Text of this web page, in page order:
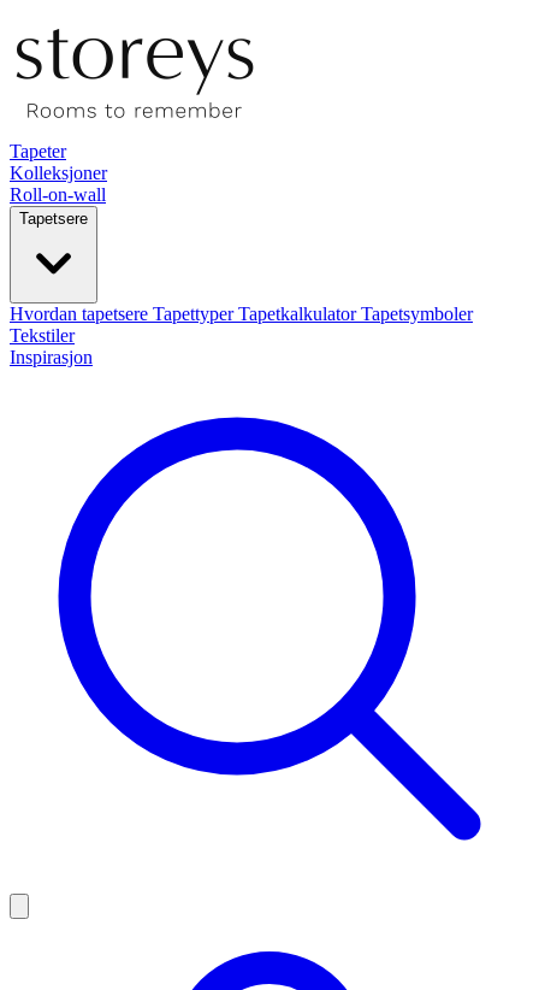
Tapeter
Kolleksjoner
Roll-on-wall
Tapetsere
Hvordan tapetsere TapettyperTapetkalkulatorTapetsymboler
Tekstiler
Inspirasjon